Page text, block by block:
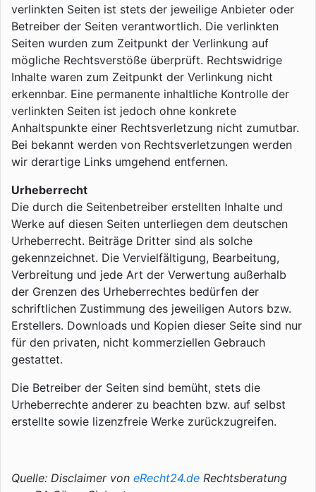
verlinkten Seiten ist stets der jeweilige Anbieter oder
Betreiber der Seiten verantwortlich. Die verlinkten
Seiten wurden zum Zeitpunkt der Verlinkung auf
mögliche Rechtsverstöße überprüft. Rechtswidrige
Inhalte waren zum Zeitpunkt der Verlinkung nicht
erkennbar. Eine permanente inhaltliche Kontrolle der
verlinkten Seiten ist jedoch ohne konkrete
Anhaltspunkte einer Rechtsverletzung nicht zumutbar.
Bei bekannt werden von Rechtsverletzungen werden
wir derartige Links umgehend entfernen.
Urheberrecht
Die durch die Seitenbetreiber erstellten Inhalte und
Werke auf diesen Seiten unterliegen dem deutschen
Urheberrecht. Beiträge Dritter sind als solche
gekennzeichnet. Die Vervielfältigung, Bearbeitung,
Verbreitung und jede Art der Verwertung außerhalb
der Grenzen des Urheberrechtes bedürfen der
schriftlichen Zustimmung des jeweiligen Autors bzw.
Erstellers. Downloads und Kopien dieser Seite sind nur
für den privaten, nicht kommerziellen Gebrauch
gestattet.
Die Betreiber der Seiten sind bemüht, stets die
Urheberrechte anderer zu beachten bzw. auf selbst
erstellte sowie lizenzfreie Werke zurückzugreifen.
Quelle: Disclaimer von eRecht24.de Rechtsberatung